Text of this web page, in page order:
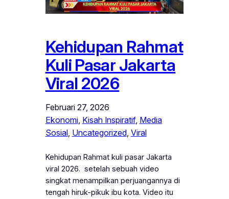
Kehidupan Rahmat
Kuli Pasar Jakarta
Viral 2026
Februari 27, 2026
Ekonomi, Kisah Inspiratif, Media
Sosial, Uncategorized, Viral
Kehidupan Rahmat kuli pasar Jakarta
viral 2026. setelah sebuah video
singkat menampilkan perjuangannya di
tengah hiruk-pikuk ibu kota. Video itu